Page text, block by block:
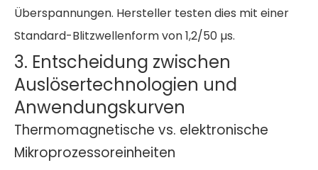
Überspannungen. Hersteller testen dies mit einer
Standard-Blitzwellenform von 1,2/50 µs.
3. Entscheidung zwischen
Auslösertechnologien und
Anwendungskurven
Thermomagnetische vs. elektronische
Mikroprozessoreinheiten